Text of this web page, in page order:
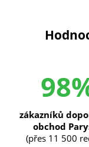
zákazníků
obchod
(přes 11 500